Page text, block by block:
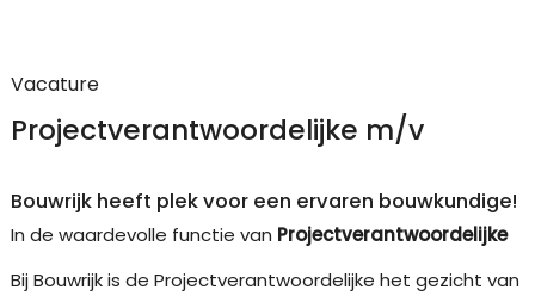
Vacature
Projectverantwoordelijke m/v
Bouwrijk heeft plek voor een ervaren bouwkundige!
In de waardevolle functie van Projectverantwoordelijke
Bij Bouwrijk is de Projectverantwoordelijke het gezicht van